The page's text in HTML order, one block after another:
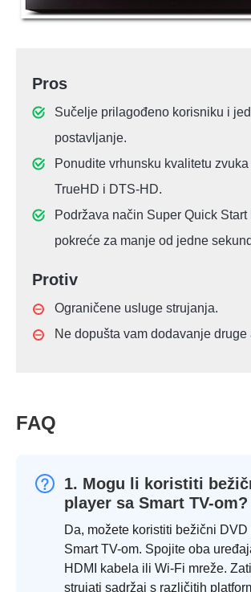
Pros
Sučelje prilagođeno korisniku i
postavljanje.
Ponudite vrhunsku kvalitetu
TrueHD i DTS-HD.
Podržava način Super Quick Start
pokreće za manje od jedne
Protiv
Ograničene usluge strujanja.
Ne dopušta vam dodavanje druge
FAQ
1. Mogu li koristiti
player sa Smart TV-om?
Da, možete koristiti bežični DVD
Smart TV-om. Spojite oba
HDMI kabela ili Wi-Fi mreže.
strujati sadržaj s različitih